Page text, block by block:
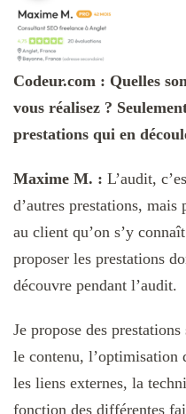
Codeur.com : Quelles
vous réalisez ?
prestations qui en
Maxime M. : L’audit,
d’autres prestations,
au client qu’on s’y
proposer les prestations
découvre pendant l’audit.
Je propose des
le contenu, l’optimisation
les liens externes, la
fonction des différentes